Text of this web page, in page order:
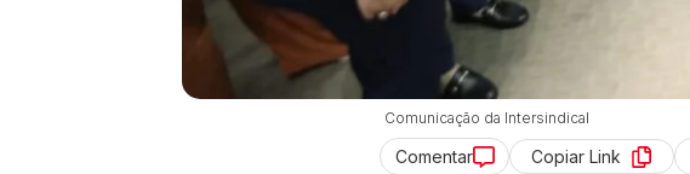
Comunicação da Intersindical
Comentar Copiar Link